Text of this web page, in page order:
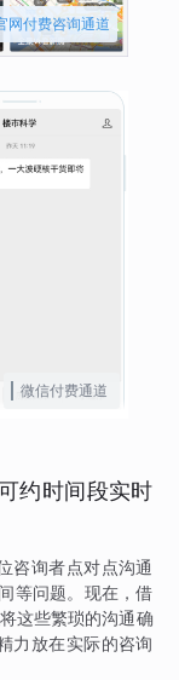
网付费咨询通道
微信付费通道
约时间段实时
咨询者点对点沟通
等问题。现在，借
这些繁琐的沟通确
力放在实际的咨询